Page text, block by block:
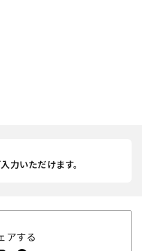
力いただけます。
アする